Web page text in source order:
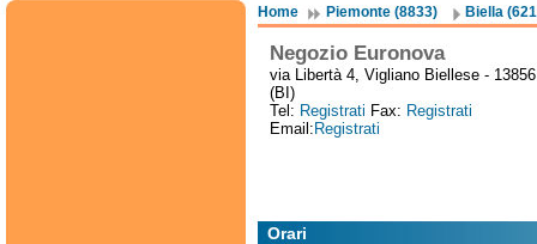
Home Piemonte (8833) Biella
Negozio Euronova
via Libertà 4, Vigliano Biellese - 13856
(BI)
Tel: Registrati Fax: Registrati
Email: Registrati
Orari